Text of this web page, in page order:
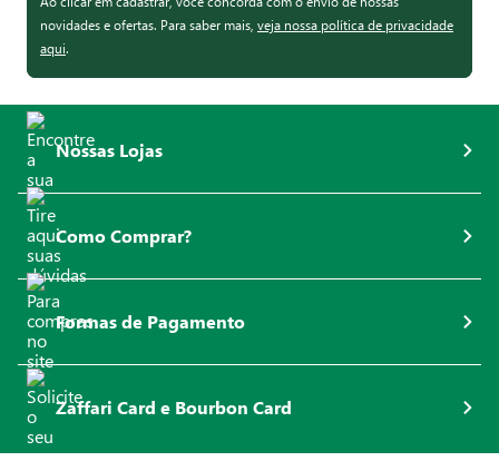
novidades e ofertas. Para saber mais, veja nossa política de privacidade
aqui.
Nossas Lojas
Como Comprar?
Formas de Pagamento
Zaffari Card e Bourbon Card